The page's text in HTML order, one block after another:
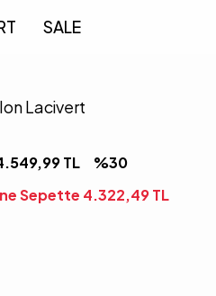
SALE
Lacivert
TL %30
Sepette 4.322,49TL